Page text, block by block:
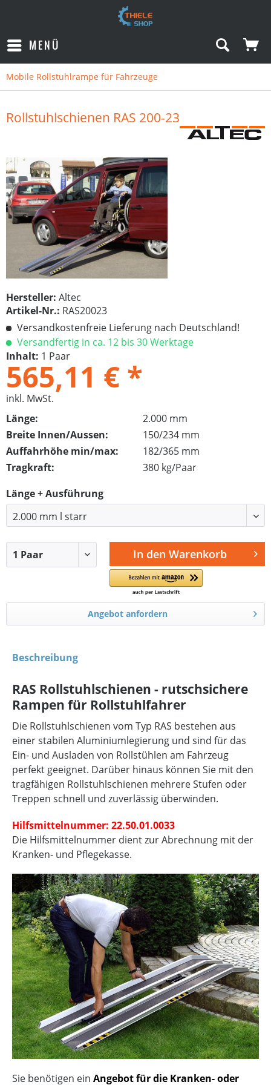
MENÜ
Mobile Rollstuhlrampe für Fahrzeuge
Rollstuhlschienen RAS 200-23
Hersteller: Altec
Artikel-Nr.: RAS20023
Versandkostenfreie Lieferung nach Deutschland!
Versandfertig in ca. 12 bis 30 Werktage
Inhalt: 1 Paar
565,11 € *
inkl. MwSt.
Länge:
2.000 mm
Breite Innen/Aussen:
150/234 mm
Auffahrhöhe min/max:
182/365 mm
Tragkraft:
380 kg/Paar
Länge + Ausführung
In den Warenkorb
Angebot anfordern
Beschreibung
RAS Rollstuhlschienen - rutschsichere
Rampen für Rollstuhlfahrer
Die Rollstuhlschienen vom Typ RAS bestehen aus
einer stabilen Aluminiumlegierung und sind für das
Ein- und Ausladen von Rollstühlen am Fahrzeug
perfekt geeignet. Darüber hinaus können Sie mit den
tragfähigen Rollstuhlschienen mehrere Stufen oder
Treppen schnell und zuverlässig überwinden.
Hilfsmittelnummer: 22.50.01.0033
Die Hilfsmittelnummer dient zur Abrechnung mit der
Kranken- und Pflegekasse.
Sie benötigen ein Angebot für die Kranken- oder